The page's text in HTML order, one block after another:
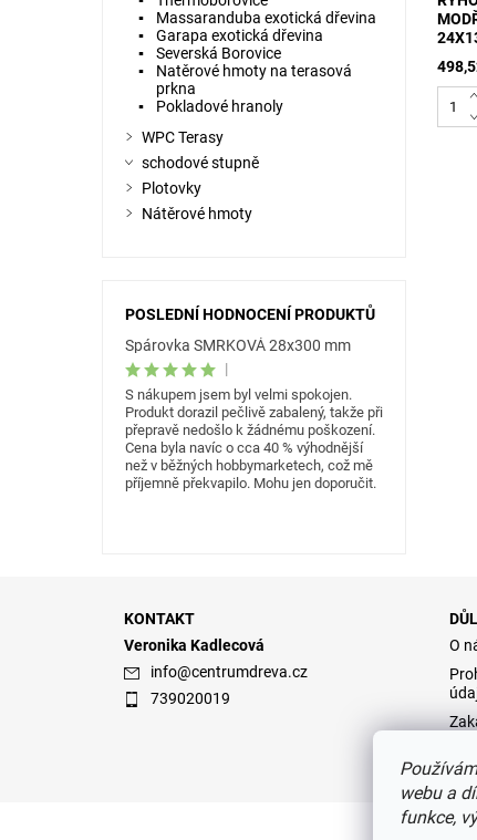
Massaranduba exotická dřevina
Garapa exotická dřevina
Severská Borovice
Natěrové hmoty na terasová
prkna
Pokladové hranoly
WPC Terasy
schodové stupně
Plotovky
Nátěrové hmoty
POSLEDNÍ HODNOCENÍ PRODUKTŮ
Spárovka SMRKOVÁ 28x300 mm
|
S nákupem jsem byl velmi spokojen.
Produkt dorazil pečlivě zabalený, takže při
přepravě nedošlo k žádnému poškození.
Cena byla navíc o cca 40 % výhodnější
než v běžných hobbymarketech, což mě
příjemně překvapilo. Mohu jen doporučit.
KONTAKT
Veronika Kadlecová
info@centrumdreva.cz
739020019
O
webu a
funkce,